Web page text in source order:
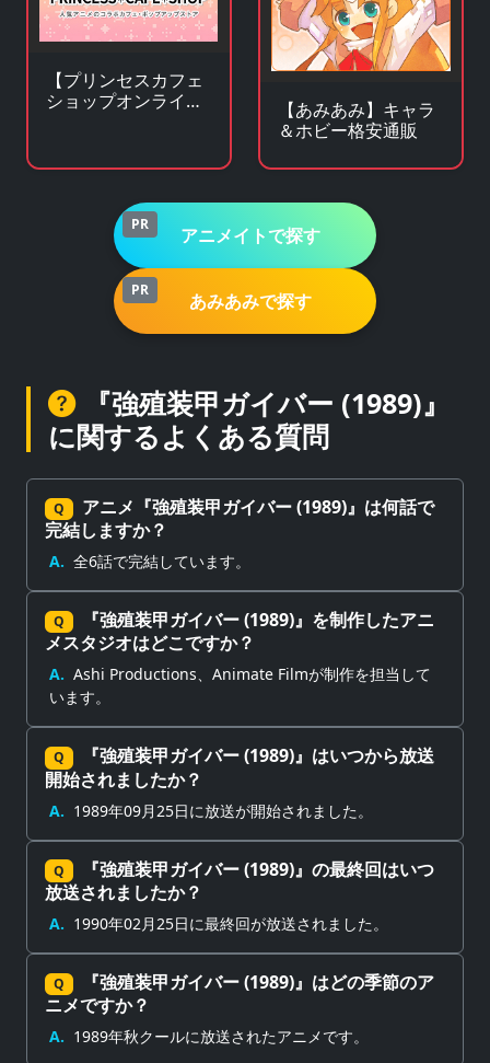
【プリンセスカフェ
ショップオンライ
サイト
【あみあみ】キャラ
＆ホビー格安通販
PR アニメイトで探す
PR あみあみで探す
『強殖装甲ガイバー (1989)』
に関するよくある質問
Q
アニメ『強殖装甲ガイバー (1989)』は何話で
完結しますか？
A. 全6話で完結しています。
Q
『強殖装甲ガイバー (1989)』を制作したアニ
メスタジオはどこですか？
A. Ashi Productions、Animate Filmが制作を担当して
います。
Q
『強殖装甲ガイバー (1989)』はいつから放送
開始されましたか？
A. 1989年09月25日に放送が開始されました。
Q
『強殖装甲ガイバー (1989)』の最終回はいつ
放送されましたか？
A. 1990年02月25日に最終回が放送されました。
Q
『強殖装甲ガイバー (1989)』はどの季節のア
ニメですか？
A. 1989年秋クールに放送されたアニメです。